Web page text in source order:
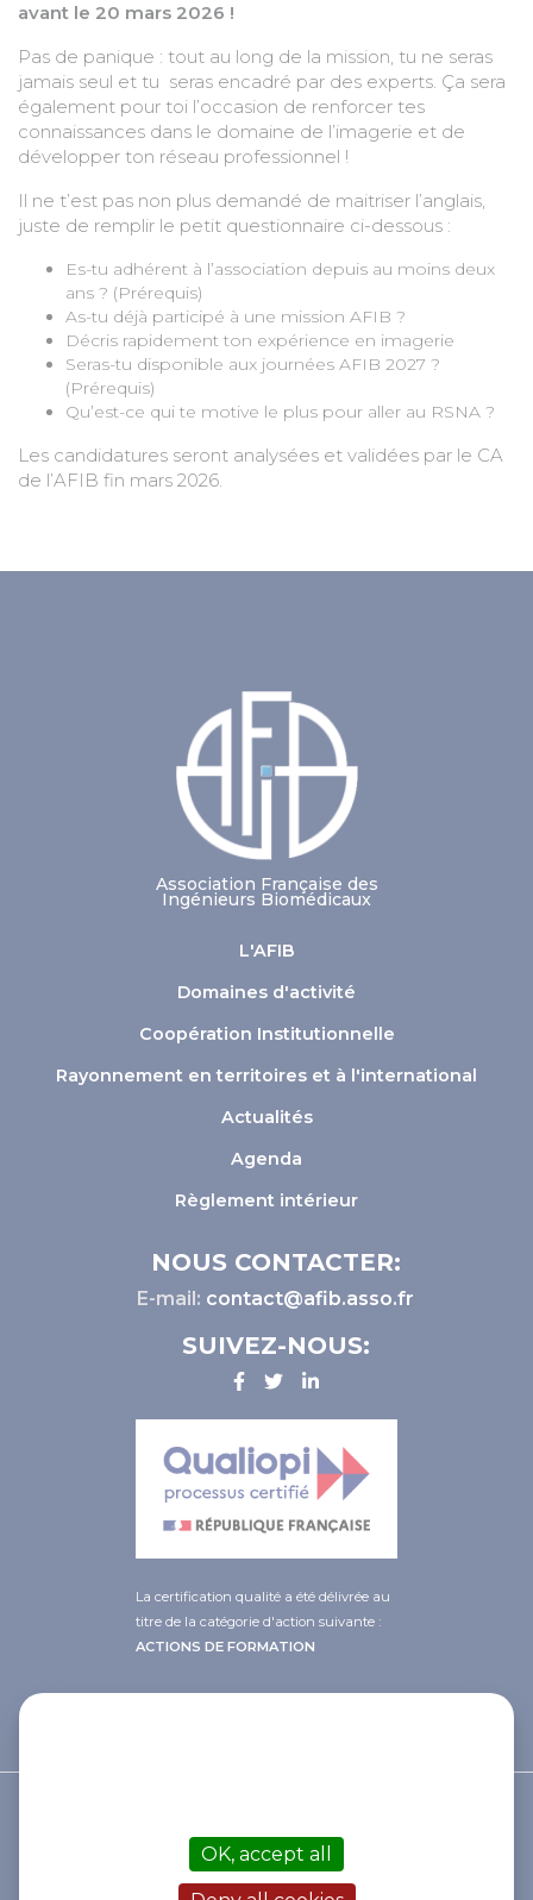
avant le 20 mars 2026 !
Pas de panique : tout au long de la mission, tu ne seras
jamais seul et tu seras encadré par des experts. Ça sera
également pour toi l’occasion de renforcer tes
connaissances dans le domaine de l’imagerie et de
développer ton réseau professionnel !
Il ne t’est pas non plus demandé de maitriser l’anglais,
juste de remplir le petit questionnaire ci-dessous :
Es-tu adhérent à l’association depuis au moins deux
ans ? (Prérequis)
As-tu déjà participé à une mission AFIB ?
Décris rapidement ton expérience en imagerie
Seras-tu disponible aux journées AFIB 2027 ?
(Prérequis)
Qu’est-ce qui te motive le plus pour aller au RSNA ?
Les candidatures seront analysées et validées par le CA
de l’AFIB fin mars 2026.
Association Française des
Ingénieurs Biomédicaux
L'AFIB
Domaines d'activité
Coopération Institutionnelle
Rayonnement en territoires et à l'international
Actualités
Agenda
Règlement intérieur
NOUS CONTACTER:
E-mail: contact@afib.asso.fr
SUIVEZ-NOUS:
La certification qualité a été délivrée au
titre de la catégorie d'action suivante :
ACTIONS DE FORMATION
Mentions légales
OK, accept all